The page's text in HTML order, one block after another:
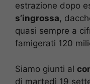
estrazione dopo
s’ingrossa,
quasi sempre a
famigerati 120
Siamo giunti al
di martedì 19